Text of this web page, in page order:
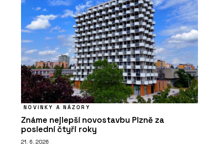
NOVINKY A NÁZORY
Známe nejlepší novostavbu Plzně za
poslední čtyři roky
21. 6. 2026